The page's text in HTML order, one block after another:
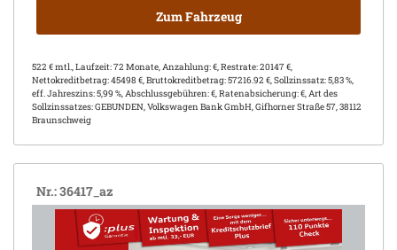
Zum Fahrzeug
522 € mtl., Laufzeit: 72 Monate, Anzahlung: €, Restrate: 20147 €,
Nettokreditbetrag: 45498 €, Bruttokreditbetrag: 57216.92 €, Sollzinssatz: 5,83 %,
eff. Jahreszins: 5,99 %, Abschlussgebühren: €, Ratenabsicherung: €, Art des
Sollzinssatzes: GEBUNDEN, Volkswagen Bank GmbH, Gifhorner Straße 57, 38112
Braunschweig
Nr.: 36417_az